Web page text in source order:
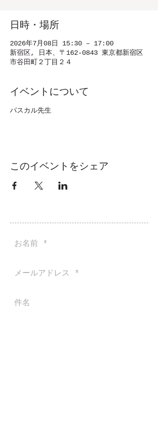
日時・場所
2026年7月08日 15:30 – 17:00
新宿区, 日本、〒162-0843 東京都新宿区
市谷田町２丁目２４
イベントについて
パスカル先生
このイベントをシェア